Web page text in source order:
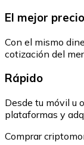
El mejor precio
Con el mismo
cotización del
Rápido
Desde tu móvil u
plataformas y
Comprar